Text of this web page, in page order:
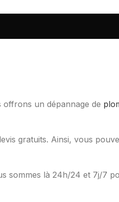
un dépannage de
gratuits. Ainsi, vous
sommes là 24h/24 et 7j/7